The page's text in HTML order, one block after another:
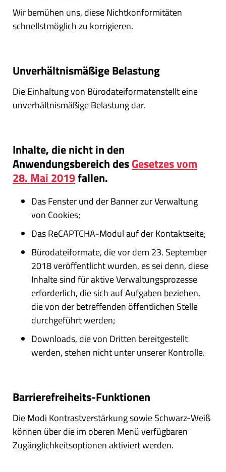
Wir bemühen uns, diese Nichtkonformitäten
schnellstmöglich zu korrigieren.
Unverhältnismäßige Belastung
Die Einhaltung von Bürodateiformatenstellt eine
unverhältnismäßige Belastung dar.
Inhalte, die nicht in den
Anwendungsbereich desGesetzes vom
28. Mai 2019fallen.
Das Fenster und der Banner zur Verwaltung
von Cookies;
Das ReCAPTCHA-Modul auf der Kontaktseite;
Bürodateiformate, die vor dem 23. September
2018 veröffentlicht wurden, es sei denn, diese
Inhalte sind für aktive Verwaltungsprozesse
erforderlich, die sich auf Aufgaben beziehen,
die von der betreffenden öffentlichen Stelle
durchgeführt werden;
Downloads, die von Dritten bereitgestellt
werden, stehen nicht unter unserer Kontrolle.
Barrierefreiheits-Funktionen
Die Modi Kontrastverstärkung sowie Schwarz-Weiß
können über die im oberen Menü verfügbaren
Zugänglichkeitsoptionen aktiviert werden.